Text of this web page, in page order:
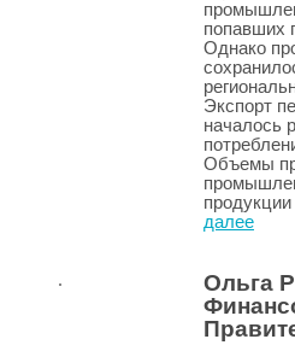
попавших
Однако
Экспорт
началось
Объемы
далее
Ольга